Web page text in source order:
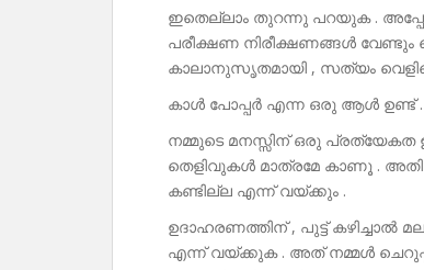
ഇതെല്ലാം തുറന്നു പറയുക .
പരീക്ഷണ നിരീക്ഷണങ്ങൾ വേണ്ടും
കാലാനുസൃതമായി , സത്യം
കാൾ പോപ്പർ എന്ന ഒരു ആൾ
നമ്മുടെ മനസ്സിന് ഒരു പ്രത്യേകത
തെളിവുകൾ മാത്രമേ കാണൂ .
കണ്ടില്ല എന്ന് വയ്ക്കും .
ഉദാഹരണത്തിന് , പുട്ട്
എന്ന് വയ്ക്കുക . അത് നമ്മൾ